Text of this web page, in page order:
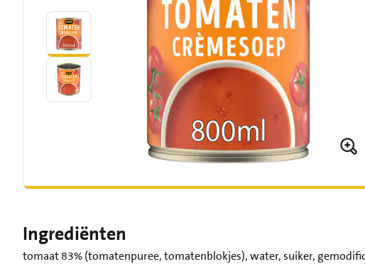
Ingrediënten
tomaat 83% (tomatenpuree, tomatenblokjes), water, suiker,